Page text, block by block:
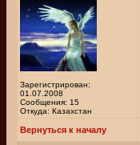
Зарегистрирован:
01.07.2008
Сообщения: 15
Откуда: Казахстан
Вернуться к началу